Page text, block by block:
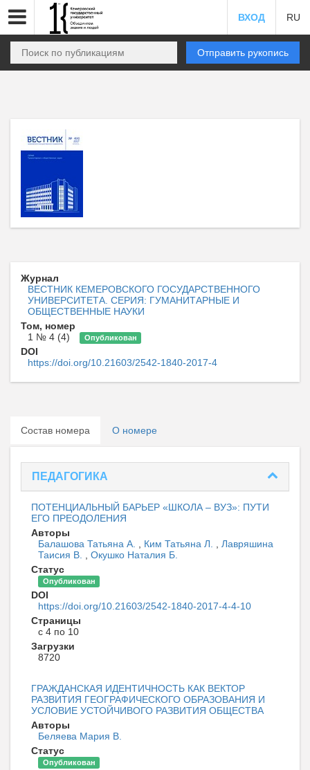
ВХОД RU
Отправить рукопись
Журнал
ВЕСТНИК КЕМЕРОВСКОГО ГОСУДАРСТВЕННОГО
УНИВЕРСИТЕТА. СЕРИЯ: ГУМАНИТАРНЫЕ И
ОБЩЕСТВЕННЫЕ НАУКИ
Том, номер
1 № 4 (4)
Опубликован
DOI
https://doi.org/10.21603/2542-1840-2017-4
Состав номера О номере
ПЕДАГОГИКА
ПОТЕНЦИАЛЬНЫЙ БАРЬЕР «ШКОЛА – ВУЗ»: ПУТИ
ЕГО ПРЕОДОЛЕНИЯ
Авторы
Балашова Татьяна А.
Ким Татьяна Л.
Лавряшина
Таисия В.
Окушко Наталия Б.
Статус
Опубликован
DOI
https://doi.org/10.21603/2542-1840-2017-4-4-10
Страницы
с 4 по 10
Загрузки
8720
ГРАЖДАНСКАЯ ИДЕНТИЧНОСТЬ КАК ВЕКТОР
РАЗВИТИЯ ГЕОГРАФИЧЕСКОГО ОБРАЗОВАНИЯ И
УСЛОВИЕ УСТОЙЧИВОГО РАЗВИТИЯ ОБЩЕСТВА
Авторы
Беляева Мария В.
Статус
Опубликован